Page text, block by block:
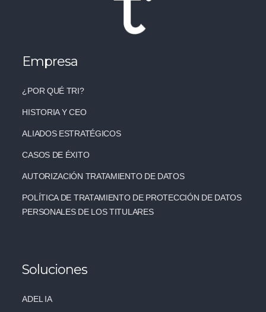
Empresa
¿POR QUÉ TRI?
HISTORIA Y CEO
ALIADOS ESTRATÉGICOS
CASOS DE ÉXITO
AUTORIZACIÓN TRATAMIENTO DE DATOS
POLÍTICA DE TRATAMIENTO DE PROTECCIÓN DE DATOS
PERSONALES DE LOS TITULARES
Soluciones
ADEL IA